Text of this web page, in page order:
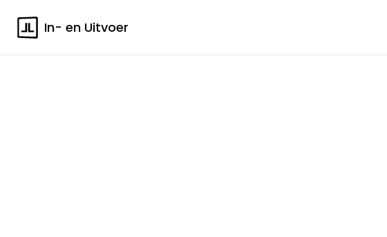
In- en Uitvoer